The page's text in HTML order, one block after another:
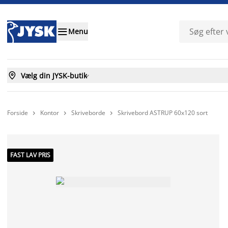
Menu
 Vælg din JYSK-butik
Forside  Kontor  Skriveborde  Skrivebord ASTRUP 60x120 sort
FAST LAV PRIS